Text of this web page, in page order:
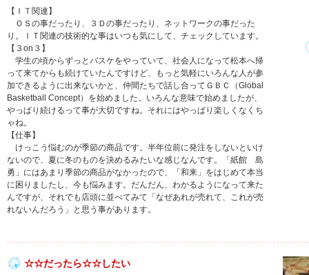
【ＩＴ関連】
ＯＳの事だったり、３Ｄの事だったり、ネットワークの事だった
り。ＩＴ関連の技術的な事はいつも気にして、チェックしています。
【３on３】
学生の頃からずっとバスケをやっていて、社会人になって松本へ帰
って来てからも続けていたんですけど、もっと気軽にいろんな人が参
加できるように出来ないかと、仲間たちで話し合ってＧＢＣ（Global
Basketball Concept）を始めました。いろんな意味で始めましたが、
やっぱり続けるって事が大切ですね。それにはやっぱり楽しくなくち
ゃね。
【仕事】
けっこう悩むのが季節の商品です。半年位前に発注をしないといけ
ないので、夏に冬のものを決めるみたいな感じなんです。「紙館 島
勇」にはあまり季節の商品がなかったので、「和来」をはじめて本当
に困りましたし、今も悩みます。だんだん、わかるようになって来た
んですが、それでも店頭に並べてみて「なぜあれが売れて、これが売
れないんだろう」と思う事があります。
☆☆だったら☆☆したい